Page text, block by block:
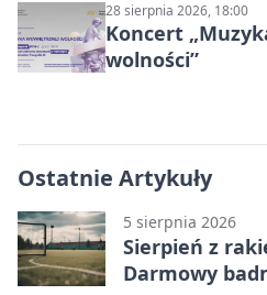
28 sierpnia 2026, 18:00
Koncert
wolności”
Ostatnie Artykuły
5 sierpnia 2026
Sierpień z
Darmowy